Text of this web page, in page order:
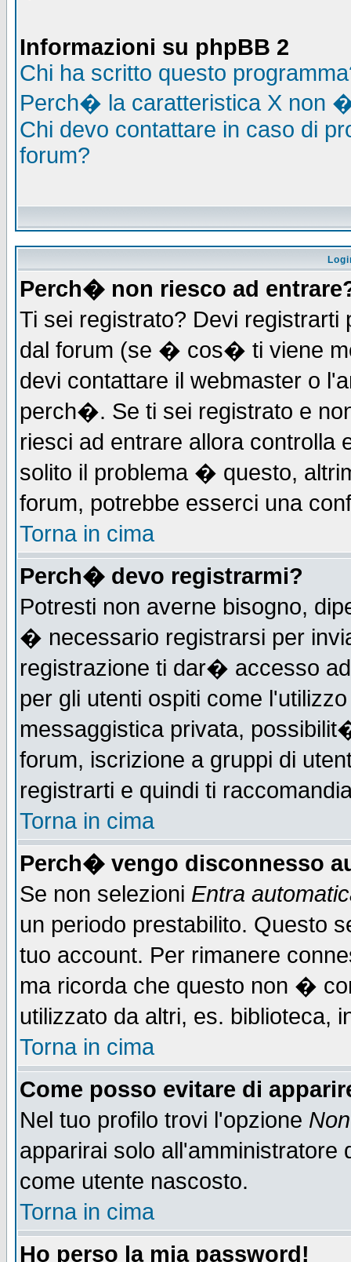
Informazioni su phpBB 2
Chi ha scritto questo
Perch� la caratteristica X non
Chi devo contattare in caso di
forum?
Perch� non riesco ad
Ti sei registrato? Devi registrarti
dal forum (se � cos� ti viene
devi contattare il webmaster o
perch�. Se ti sei registrato e
riesci ad entrare allora controlla
solito il problema � questo,
forum, potrebbe esserci una
Torna in cima
Perch� devo registrarmi?
Potresti non averne bisogno,
� necessario registrarsi per
registrazione ti dar� accesso
per gli utenti ospiti come
messaggistica privata,
forum, iscrizione a gruppi di
registrarti e quindi ti
Torna in cima
Perch� vengo disconnesso
Se non selezioni Entra
un periodo prestabilito. Questo
tuo account. Per rimanere
ma ricorda che questo non �
utilizzato da altri, es.
Torna in cima
Come posso evitare di
Nel tuo profilo trovi l'opzione
apparirai solo all'amministratore
come utente nascosto.
Torna in cima
Ho perso la mia password!